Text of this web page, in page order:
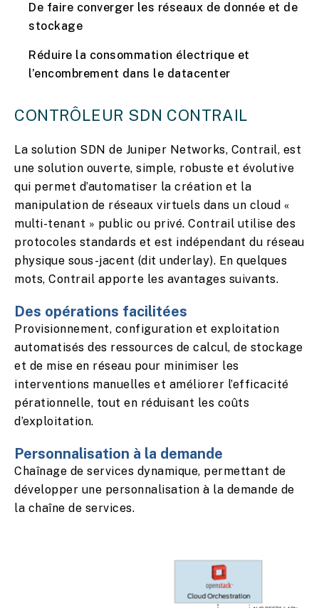
De faire converger les réseaux de donnée et de
stockage
Réduire la consommation électrique et
l’encombrement dans le datacenter
CONTRÔLEUR SDN CONTRAIL
La solution SDN de Juniper Networks, Contrail, est
une solution ouverte, simple, robuste et évolutive
qui permet d’automatiser la création et la
manipulation de réseaux virtuels dans un cloud «
multi-tenant » public ou privé. Contrail utilise des
protocoles standards et est indépendant du réseau
physique sous-jacent (dit underlay). En quelques
mots, Contrail apporte les avantages suivants.
Des opérations facilitées
Provisionnement, configuration et exploitation
automatisés des ressources de calcul, de stockage
et de mise en réseau pour minimiser les
interventions manuelles et améliorer l’efficacité
pérationnelle, tout en réduisant les coûts
d’exploitation.
Personnalisation à la demande
Chaînage de services dynamique, permettant de
développer une personnalisation à la demande de
la chaîne de services.